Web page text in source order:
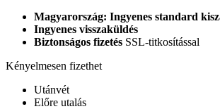
Magyarország: Ingyenes standard
Ingyenes visszaküldés
Biztonságos fizetés SSL-titkosítással
Kényelmesen fizethet
Utánvét
Előre utalás